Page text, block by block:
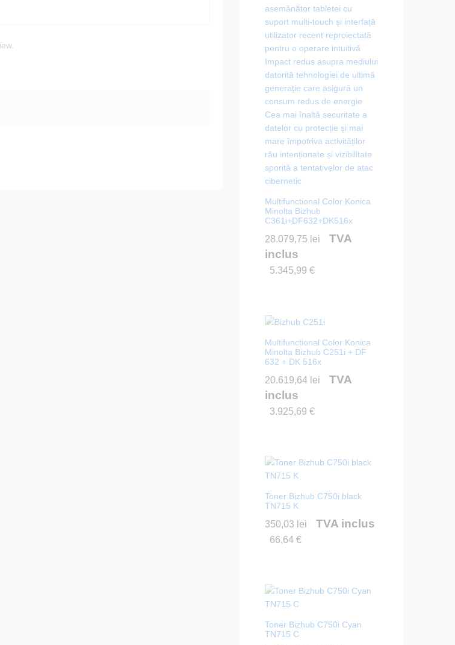
Multifunctional Color Konica
Minolta Bizhub
C361i+DF632+DK516x
28.079,75 lei
TVA
inclus
5.345,99 €
Multifunctional Color Konica
Minolta Bizhub C251i + DF
632 + DK 516x
20.619,64 lei
TVA
inclus
3.925,69 €
Toner Bizhub C750i black
TN715 K
350,03 lei TVA inclus
66,64 €
Toner Bizhub C750i Cyan
TN715 C